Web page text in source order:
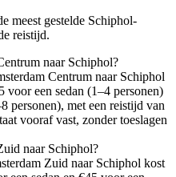
meest gestelde Schiphol-
reistijd.
naar Schiphol?
Centrum naar Schiphol
voor een sedan (1–4 personen)
personen), met een reistijd van
vooraf vast, zonder toeslagen
naar Schiphol?
Zuid naar Schiphol kost